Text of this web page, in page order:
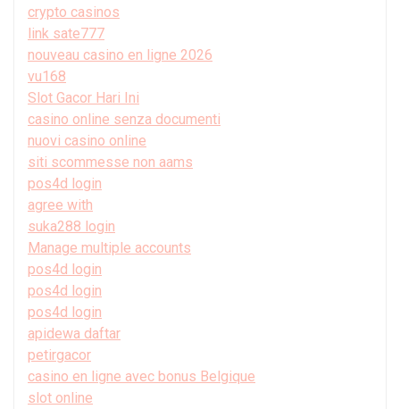
crypto casinos
link sate777
nouveau casino en ligne 2026
vu168
Slot Gacor Hari Ini
casino online senza documenti
nuovi casino online
siti scommesse non aams
pos4d login
agree with
suka288 login
Manage multiple accounts
pos4d login
pos4d login
pos4d login
apidewa daftar
petirgacor
casino en ligne avec bonus Belgique
slot online